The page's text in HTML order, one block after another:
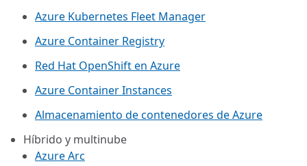
Azure Kubernetes Fleet Manager
Azure Container Registry
Red Hat OpenShift en Azure
Azure Container Instances​
Almacenamiento de contenedores de Azure
Híbrido y multinube
Azure Arc​